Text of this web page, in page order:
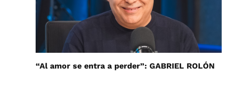
“Al amor se entra a perder”: GABRIEL ROLÓN